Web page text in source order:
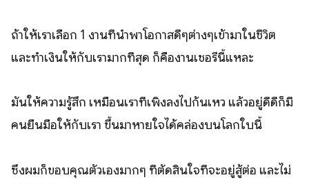
ถ้าให้เราเลือก 1 งานที่นำพาโอกาสดีๆต่างๆเข้ามาในชีวิต
และทำเงินให้กับเรามากที่สุด ก็คืองานเชอรี่นี้แหละ
มันให้ความรู้สึก เหมือนเราที่เพิ่งลงไปก้นเหว แล้วอยู่ดีดีก็มี
คนยื่นมือให้กับเรา ขึ้นมาหายใจได้คล่องบนโลกใบนี้
ซึ่งผมก็ขอบคุณตัวเองมากๆ ที่ตัดสินใจที่จะอยู่สู้ต่อ และไม่